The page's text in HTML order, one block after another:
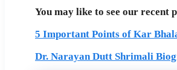
You may like to see our recent
5 Important Points of Kar Bhala
Dr. Narayan Dutt Shrimali